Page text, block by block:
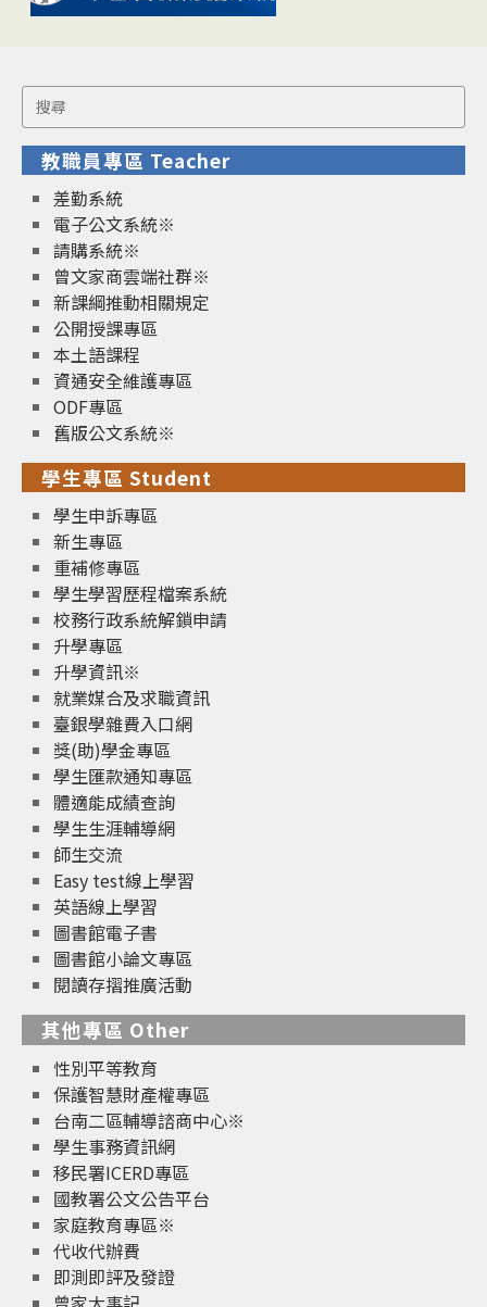
Search
for:
教職員專區 Teacher
差勤系統
電子公文系統※
請購系統※
曾文家商雲端社群※
新課綱推動相關規定
公開授課專區
本土語課程
資通安全維護專區
ODF專區
舊版公文系統※
學生專區 Student
學生申訴專區
新生專區
重補修專區
學生學習歷程檔案系統
校務行政系統解鎖申請
升學專區
升學資訊※
就業媒合及求職資訊
臺銀學雜費入口網
獎(助)學金專區
學生匯款通知專區
體適能成績查詢
學生生涯輔導網
師生交流
Easy test線上學習
英語線上學習
圖書館電子書
圖書館小論文專區
閱讀存摺推廣活動
其他專區 Other
性別平等教育
保護智慧財產權專區
台南二區輔導諮商中心※
學生事務資訊網
移民署ICERD專區
國教署公文公告平台
家庭教育專區※
代收代辦費
即測即評及發證